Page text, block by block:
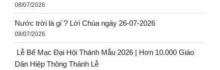
08/07/2026
Nước trời là gi`? Lời Chúa ngày 26-07-2026
08/07/2026
Lễ Bế Mạc Đại Hội Thánh Mẫu 2026 | Hơn 10.000 Giáo
Dân Hiệp Thông Thánh Lễ